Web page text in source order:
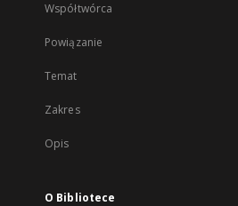
Współtwórca
Powiązanie
Temat
Zakres
Opis
O Bibliotece